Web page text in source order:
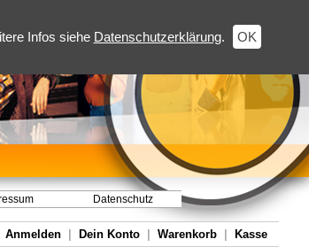
Infos siehe Datenschutzerklärung. OK
Datenschutz
Anmelden Dein Konto Warenkorb Kasse